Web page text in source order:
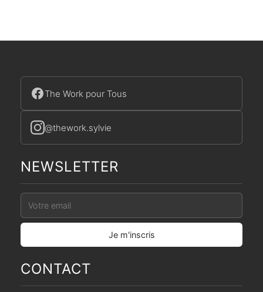
The Work pour Tous
@thework.sylvie
NEWSLETTER
CONTACT